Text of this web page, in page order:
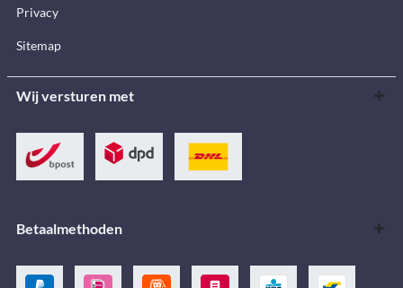
Privacy
Sitemap
Wij versturen met
Betaalmethoden